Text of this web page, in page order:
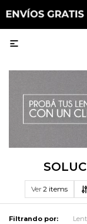

Ver
Filtrando por: